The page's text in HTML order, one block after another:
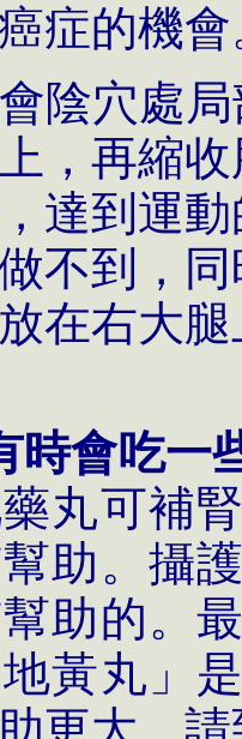
症的機會
陰穴處
，再縮
達到運
不到，
在右大
時會吃一
丸可補
助。攝
助的。
黃丸」
更大，